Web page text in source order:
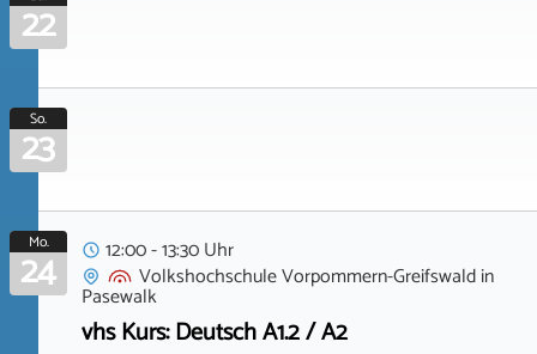
22
So.
23
Mo.
24
12:00 - 13:30 Uhr
Volkshochschule Vorpommern-Greifswaldin
Pasewalk
vhs Kurs: Deutsch A1.2 / A2